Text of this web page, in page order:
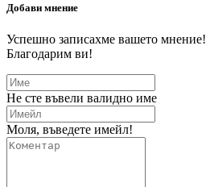
Добави мнение
Успешно записахме вашето мнение!
Благодарим ви!
Не сте въвели валидно име
Моля, въведете имейл!